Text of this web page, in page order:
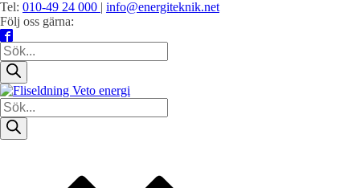
Tel: 010-49 24 000 | info@energiteknik.net
Följ oss gärna:
Products
search
Products
search